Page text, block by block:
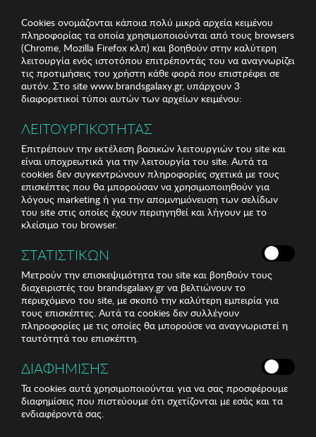
Cookies ονομάζονται κάποια πολύ μικρά αρχεία κειμένου
πληροφορίας τα οποία χρησιμοποιούνται από τους browsers
(Chrome, Mozilla Firefox κλπ) και βοηθούν στην καλύτερη
λειτουργία ενός ιστοτόπου επιτρέποντάς του να αναγνωρίζει
τις προτιμήσεις του χρήστη κάθε φορά που επιστρέφει σε
αυτόν. Στο site www.brandsgalaxy.gr, υπάρχουν 3
διαφορετικοί τύποι αυτών των αρχείων κειμένου:
ΛΕΙΤΟΥΡΓΙΚΟΤΗΤΑΣ
Επιτρέπουν την εκτέλεση βασικών λειτουργιών του site και
είναι υποχρεωτικά για την λειτουργία του site. Αυτά τα
cookies δεν συγκεντρώνουν πληροφορίες σχετικά με τους
επισκέπτες που θα μπορούσαν να χρησιμοποιηθούν για
λόγους marketing ή για την απομνημόνευση των σελίδων
του site στις οποίες έχουν περιηγηθεί και λήγουν με το
κλείσιμο του browser.
ΣΤΑΤΙΣΤΙΚΩΝ
Μετρούν την επισκεψιμότητα του site και βοηθούν τους
διαχειριστές του brandsgalaxy.gr να βελτιώνουν το
περιεχόμενο του site, με σκοπό την καλύτερη εμπειρία για
τους επισκέπτες. Αυτά τα cookies δεν συλλέγουν
πληροφορίες με τις οποίες θα μπορούσε να αναγνωριστεί η
ταυτότητά του επισκέπτη.
ΔΙΑΦΗΜΙΣΗΣ
Τα cookies αυτά χρησιμοποιούνται για να σας προσφέρουμε
διαφημίσεις που πιστεύουμε ότι σχετίζονται με εσάς και τα
ενδιαφέροντά σας.